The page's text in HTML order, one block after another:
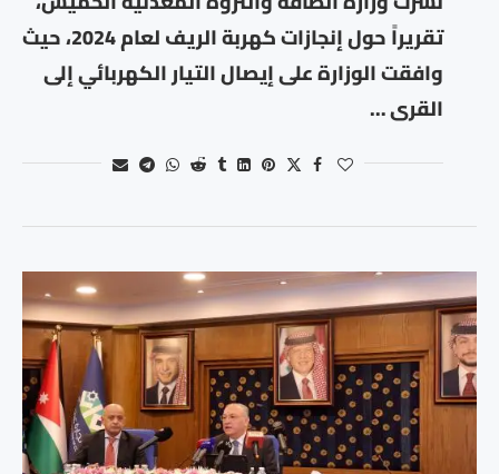
تقريراً حول إنجازات كهربة الريف لعام 2024، حيث
وافقت الوزارة على إيصال التيار الكهربائي إلى
القرى …